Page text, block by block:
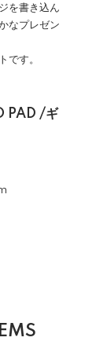
を書き込ん
なプレゼン
です。
PAD /ギ